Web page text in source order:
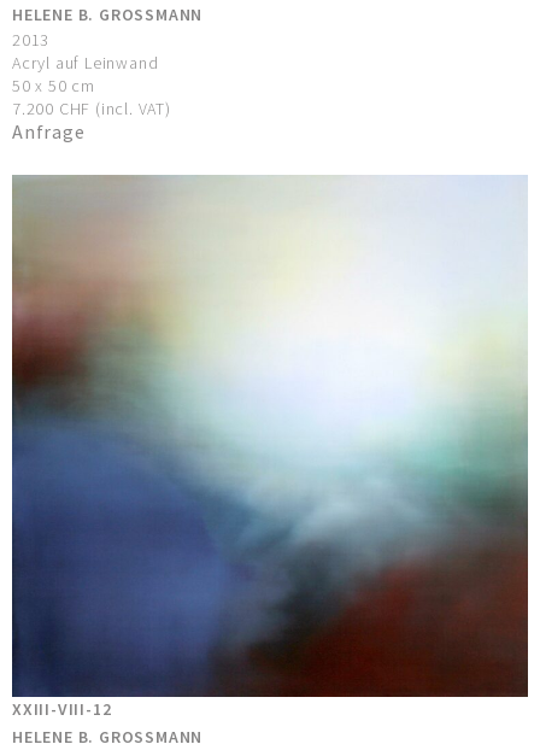
HELENE B. GROSSMANN
2013
Acryl auf Leinwand
50 x 50 cm
7.200 CHF (incl. VAT)
Anfrage
XXIII-VIII-12
HELENE B. GROSSMANN